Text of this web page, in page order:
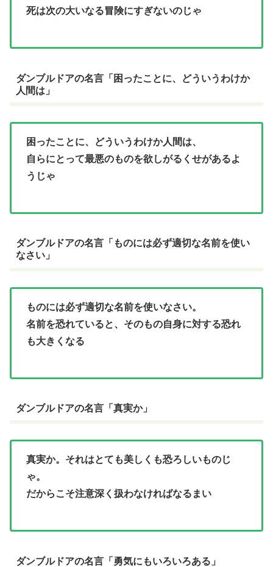
死は次の大いなる冒険にすぎないのじゃ
ダンブルドアの名言「困ったことに、どういうわけか
人間は」
困ったことに、どういうわけか人間は、
自らにとって最悪のものを欲しがるくせがあるよ
うじゃ
ダンブルドアの名言「ものには必ず適切な名前を使い
なさい」
ものには必ず適切な名前を使いなさい。
名前を恐れていると、そのもの自身に対する恐れ
も大きくなる
ダンブルドアの名言「真実か」
真実か。それはとても美しくも恐ろしいものじ
ゃ。
だからこそ注意深く扱わなければなるまい
ダンブルドアの名言「勇気にもいろいろある」